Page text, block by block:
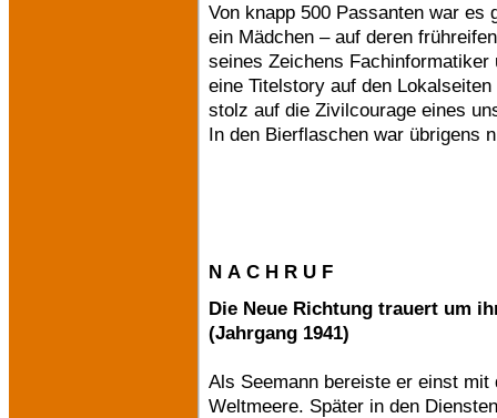
Von knapp 500 Passanten war es
ein Mädchen – auf deren
seines Zeichens
eine Titelstory auf den
stolz auf die Zivilcourage eines
In den Bierflaschen war übrigens
N A C H R U F
Die Neue Richtung trauert um
(Jahrgang 1941)
Als Seemann bereiste er einst
Weltmeere. Später in den